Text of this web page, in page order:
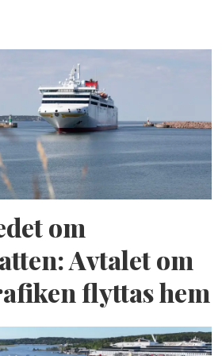
om
Avtalet om
flyttas hem